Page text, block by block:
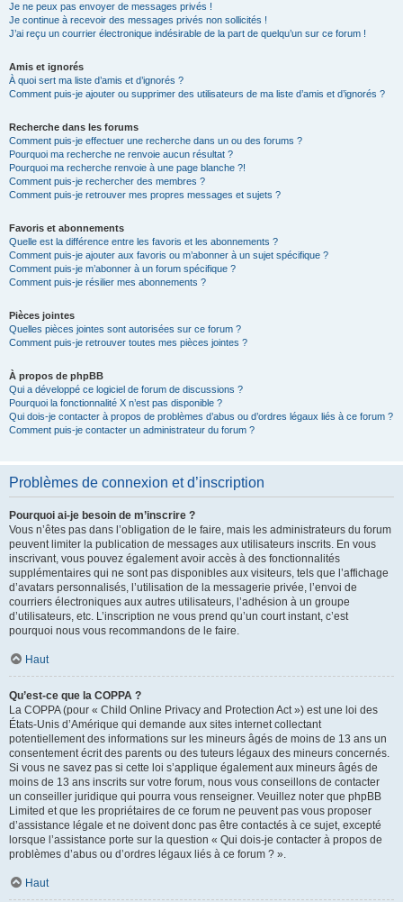
Je ne peux pas envoyer de messages privés !
Je continue à recevoir des messages privés non sollicités !
J’ai reçu un courrier électronique indésirable de la part de quelqu’un sur ce forum !
Amis et ignorés
À quoi sert ma liste d’amis et d’ignorés ?
Comment puis-je ajouter ou supprimer des utilisateurs de ma liste d’amis et d’ignorés ?
Recherche dans les forums
Comment puis-je effectuer une recherche dans un ou des forums ?
Pourquoi ma recherche ne renvoie aucun résultat ?
Pourquoi ma recherche renvoie à une page blanche ?!
Comment puis-je rechercher des membres ?
Comment puis-je retrouver mes propres messages et sujets ?
Favoris et abonnements
Quelle est la différence entre les favoris et les abonnements ?
Comment puis-je ajouter aux favoris ou m’abonner à un sujet spécifique ?
Comment puis-je m’abonner à un forum spécifique ?
Comment puis-je résilier mes abonnements ?
Pièces jointes
Quelles pièces jointes sont autorisées sur ce forum ?
Comment puis-je retrouver toutes mes pièces jointes ?
À propos de phpBB
Qui a développé ce logiciel de forum de discussions ?
Pourquoi la fonctionnalité X n’est pas disponible ?
Qui dois-je contacter à propos de problèmes d’abus ou d’ordres légaux liés à ce forum ?
Comment puis-je contacter un administrateur du forum ?
Problèmes de connexion et d’inscription
Pourquoi ai-je besoin de m’inscrire ?
Vous n’êtes pas dans l’obligation de le faire, mais les administrateurs du forum
peuvent limiter la publication de messages aux utilisateurs inscrits. En vous
inscrivant, vous pouvez également avoir accès à des fonctionnalités
supplémentaires qui ne sont pas disponibles aux visiteurs, tels que l’affichage
d’avatars personnalisés, l’utilisation de la messagerie privée, l’envoi de
courriers électroniques aux autres utilisateurs, l’adhésion à un groupe
d’utilisateurs, etc. L’inscription ne vous prend qu’un court instant, c’est
pourquoi nous vous recommandons de le faire.
Haut
Qu’est-ce que la COPPA ?
La COPPA (pour « Child Online Privacy and Protection Act ») est une loi des
États-Unis d’Amérique qui demande aux sites internet collectant
potentiellement des informations sur les mineurs âgés de moins de 13 ans un
consentement écrit des parents ou des tuteurs légaux des mineurs concernés.
Si vous ne savez pas si cette loi s’applique également aux mineurs âgés de
moins de 13 ans inscrits sur votre forum, nous vous conseillons de contacter
un conseiller juridique qui pourra vous renseigner. Veuillez noter que phpBB
Limited et que les propriétaires de ce forum ne peuvent pas vous proposer
d’assistance légale et ne doivent donc pas être contactés à ce sujet, excepté
lorsque l’assistance porte sur la question « Qui dois-je contacter à propos de
problèmes d’abus ou d’ordres légaux liés à ce forum ? ».
Haut